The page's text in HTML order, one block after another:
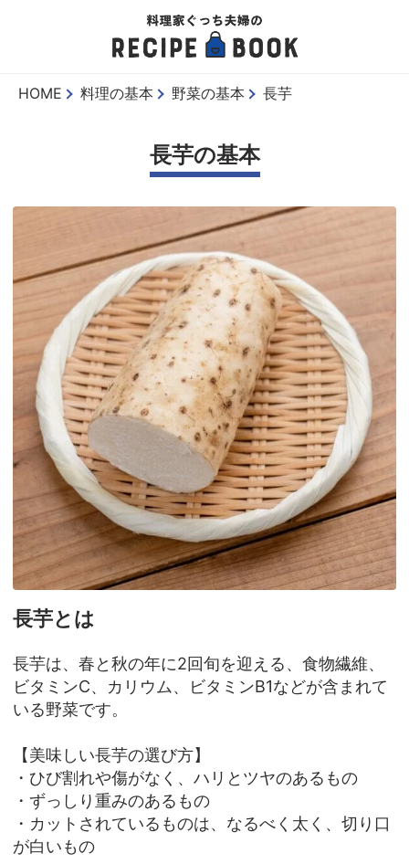
HOME 料理の基本 野菜の基本 長芋
長芋の基本
長芋とは
長芋は、春と秋の年に2回旬を迎える、食物繊維、
ビタミンC、カリウム、ビタミンB1などが含まれて
いる野菜です。
【美味しい長芋の選び方】
・ひび割れや傷がなく、ハリとツヤのあるもの
・ずっしり重みのあるもの
・カットされているものは、なるべく太く、切り口
が白いもの